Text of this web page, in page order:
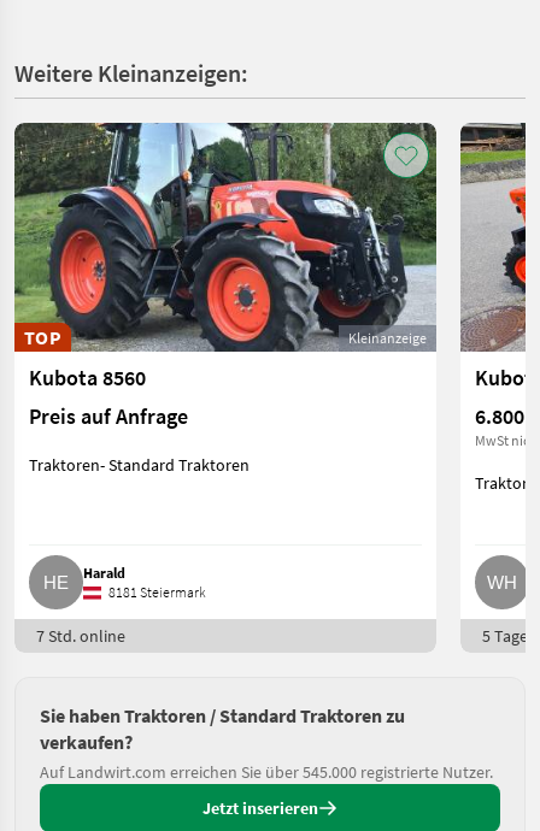
Weitere Kleinanzeigen:
Kleinanzeige
TOP
Kubota 8560
Preis auf Anfrage
Traktoren- Standard Traktoren
Harald
8181 Steiermark
7 Std. online
6.800 €
MwSt
5 Tage
Sie haben Traktoren / Standard Traktoren zu
verkaufen?
Auf Landwirt.com erreichen Sie über 545.000 registrierte Nutzer.
Jetzt inserieren